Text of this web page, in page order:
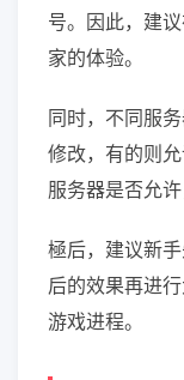
号。因此，建
家的体验。
同时，不同服
修改，有的则
服务器是否允许
極后，建议新
后的效果再进
游戏进程。